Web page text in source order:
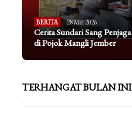
BERITA 28 Mei 2026
Cerita Sundari Sang
di Pojok Mangli Jember
TERHANGAT BULAN INI